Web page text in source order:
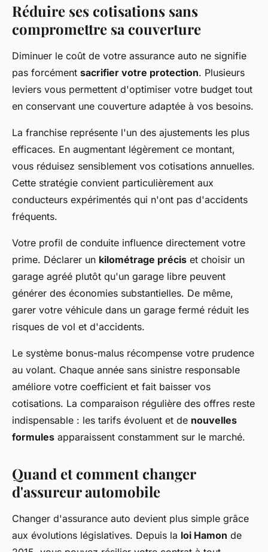
Réduire ses cotisations sans
compromettre sa couverture
Diminuer le coût de votre assurance auto ne signifie
pas forcément sacrifier votre protection. Plusieurs
leviers vous permettent d'optimiser votre budget tout
en conservant une couverture adaptée à vos besoins.
La franchise représente l'un des ajustements les plus
efficaces. En augmentant légèrement ce montant,
vous réduisez sensiblement vos cotisations annuelles.
Cette stratégie convient particulièrement aux
conducteurs expérimentés qui n'ont pas d'accidents
fréquents.
Votre profil de conduite influence directement votre
prime. Déclarer un kilométrage précis et choisir un
garage agréé plutôt qu'un garage libre peuvent
générer des économies substantielles. De même,
garer votre véhicule dans un garage fermé réduit les
risques de vol et d'accidents.
Le système bonus-malus récompense votre prudence
au volant. Chaque année sans sinistre responsable
améliore votre coefficient et fait baisser vos
cotisations. La comparaison régulière des offres reste
indispensable : les tarifs évoluent et de nouvelles
formules apparaissent constamment sur le marché.
Quand et comment changer
d'assureur automobile
Changer d'assurance auto devient plus simple grâce
aux évolutions législatives. Depuis la loi Hamon de